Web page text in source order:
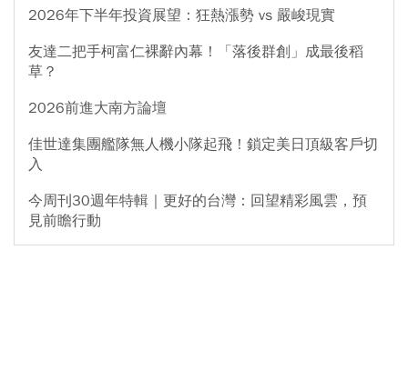
2026年下半年投資展望：狂熱漲勢 vs 嚴峻現實
友達二把手柯富仁裸辭內幕！「落後群創」成最後稻
草？
2026前進大南方論壇
佳世達集團艦隊無人機小隊起飛！鎖定美日頂級客戶切
入
今周刊30週年特輯｜更好的台灣：回望精彩風雲，預
見前瞻行動